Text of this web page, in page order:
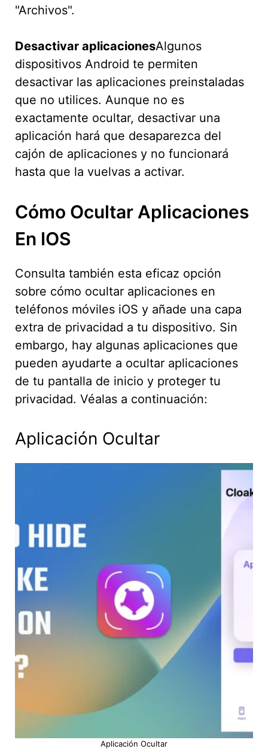
"Archivos".
Desactivar aplicacionesAlgunos
dispositivos Android te permiten
desactivar las aplicaciones preinstaladas
que no utilices. Aunque no es
exactamente ocultar, desactivar una
aplicación hará que desaparezca del
cajón de aplicaciones y no funcionará
hasta que la vuelvas a activar.
Cómo Ocultar Aplicaciones
En IOS
Consulta también esta eficaz opción
sobre cómo ocultar aplicaciones en
teléfonos móviles iOS y añade una capa
extra de privacidad a tu dispositivo. Sin
embargo, hay algunas aplicaciones que
pueden ayudarte a ocultar aplicaciones
de tu pantalla de inicio y proteger tu
privacidad. Véalas a continuación:
Aplicación Ocultar
Aplicación Ocultar